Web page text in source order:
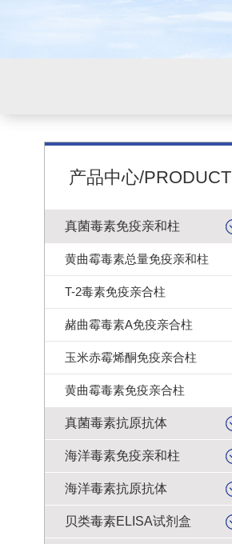
产品中心/PRODUCT
真菌毒素免疫亲和柱
黄曲霉毒素总量免疫亲和柱
T-2毒素免疫亲合柱
赭曲霉毒素A免疫亲合柱
玉米赤霉烯酮免疫亲合柱
黄曲霉毒素免疫亲合柱
真菌毒素抗原抗体
海洋毒素免疫亲和柱
海洋毒素抗原抗体
贝类毒素ELISA试剂盒